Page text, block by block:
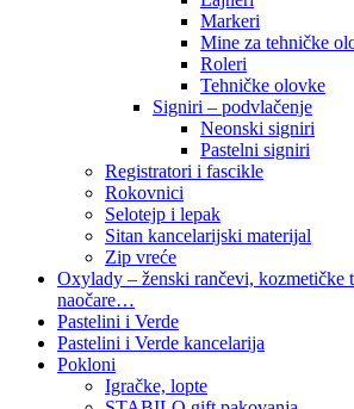
Markeri
Mine za tehničke
Roleri
Tehničke olovke
Signiri – podvlačenje
Neonski signiri
Pastelni signiri
Registratori i fascikle
Rokovnici
Selotejp i lepak
Sitan kancelarijski materijal
Zip vreće
Oxylady – ženski rančevi, kozmetičke
naočare…
Pastelini i Verde
Pastelini i Verde kancelarija
Pokloni
Igračke, lopte